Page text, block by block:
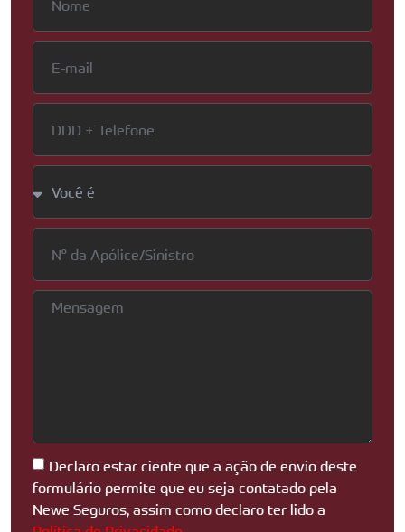
Declaro estar ciente que a ação de envio deste
formulário permite que eu seja contatado pela
Newe Seguros, assim como declaro ter lido a